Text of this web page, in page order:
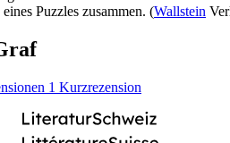
Puzzles zusammen. (Wallstein
1 Kurzrezension